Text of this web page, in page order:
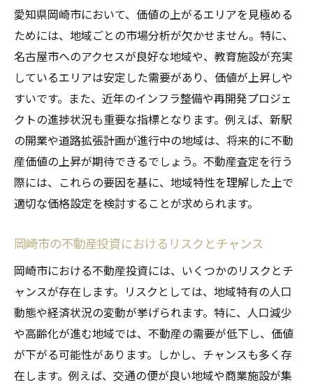
愛知県岡崎市において、価値の上がるエリアを見極める
ためには、地域ごとの市場分析が欠かせません。特に、
名古屋市へのアクセスが良好な地域や、教育施設が充実
しているエリアは安定した需要があり、価値が上昇しや
すいです。また、近年のインフラ整備や再開発プロジェ
クトの進捗状況も重要な指標となります。例えば、新駅
の開業や道路拡張計画が進行中の地域は、将来的に不動
産価値の上昇が期待できるでしょう。不動産査定を行う
際には、これらの要因を基に、地域特性を理解した上で
適切な価格設定を検討することが求められます。
岡崎市の不動産投資におけるリスクとチャンス
岡崎市における不動産投資には、いくつかのリスクとチ
ャンスが存在します。リスクとしては、地域特有の人口
動態や経済状況の変動が挙げられます。特に、人口減少
や高齢化が進む地域では、不動産の需要が低下し、価値
が下がる可能性があります。しかし、チャンスも多く存
在します。例えば、交通の便が良い地域や商業施設が集